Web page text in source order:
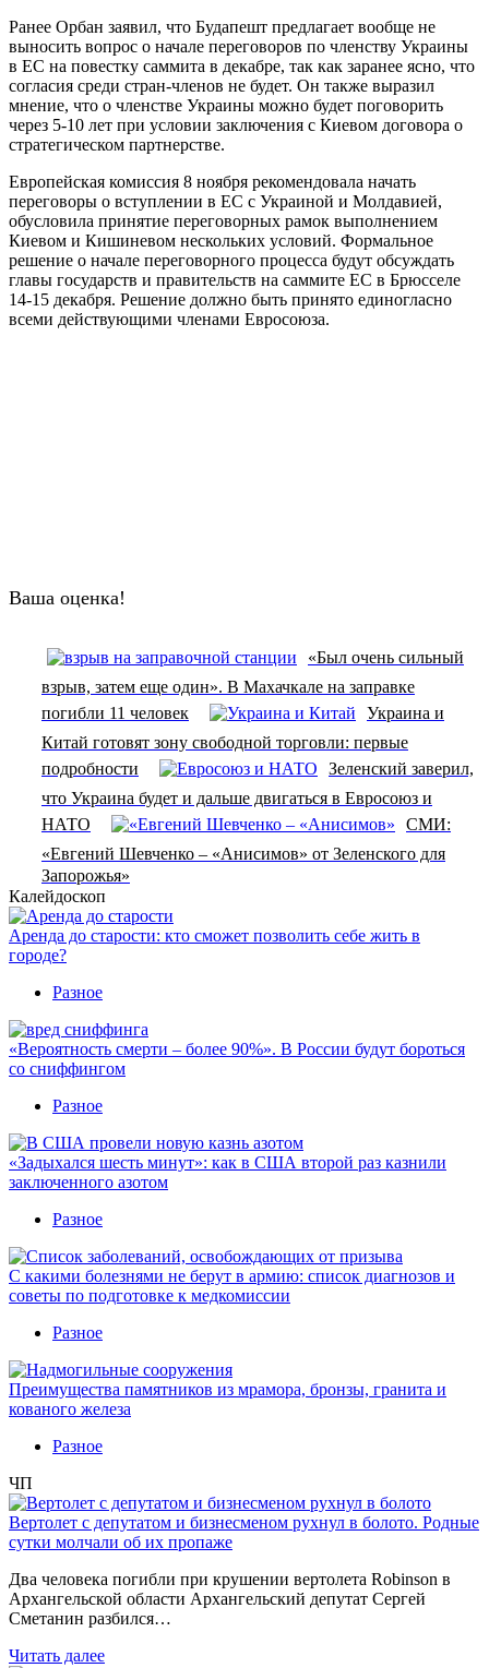
Ранее Орбан заявил, что Будапешт предлагает вообще не
выносить вопрос о начале переговоров по членству Украины
в ЕС на повестку саммита в декабре, так как заранее ясно, что
согласия среди стран-членов не будет. Он также выразил
мнение, что о членстве Украины можно будет поговорить
через 5-10 лет при условии заключения с Киевом договора о
стратегическом партнерстве.
Европейская комиссия 8 ноября рекомендовала начать
переговоры о вступлении в ЕС с Украиной и Молдавией,
обусловила принятие переговорных рамок выполнением
Киевом и Кишиневом нескольких условий. Формальное
решение о начале переговорного процесса будут обсуждать
главы государств и правительств на саммите ЕС в Брюсселе
14-15 декабря. Решение должно быть принято единогласно
всеми действующими членами Евросоюза.
Ваша оценка!
«Был очень сильный
взрыв, затем еще один». В Махачкале на заправке
погибли 11 человек
Украина и
Китай готовят зону свободной торговли: первые
подробности
Зеленский заверил,
что Украина будет и дальше двигаться в Евросоюз и
НАТО
СМИ:
«Евгений Шевченко – «Анисимов» от Зеленского для
Запорожья»
Калейдоскоп
Аренда до старости: кто сможет позволить себе жить в
городе?
Разное
«Вероятность смерти – более 90%». В России будут бороться
со сниффингом
Разное
«Задыхался шесть минут»: как в США второй раз казнили
заключенного азотом
Разное
С какими болезнями не берут в армию: список диагнозов и
советы по подготовке к медкомиссии
Разное
Преимущества памятников из мрамора, бронзы, гранита и
кованого железа
Разное
ЧП
Вертолет с депутатом и бизнесменом рухнул в болото. Родные
сутки молчали об их пропаже
Два человека погибли при крушении вертолета Robinson в
Архангельской области Архангельский депутат Сергей
Сметанин разбился…
Читать далее